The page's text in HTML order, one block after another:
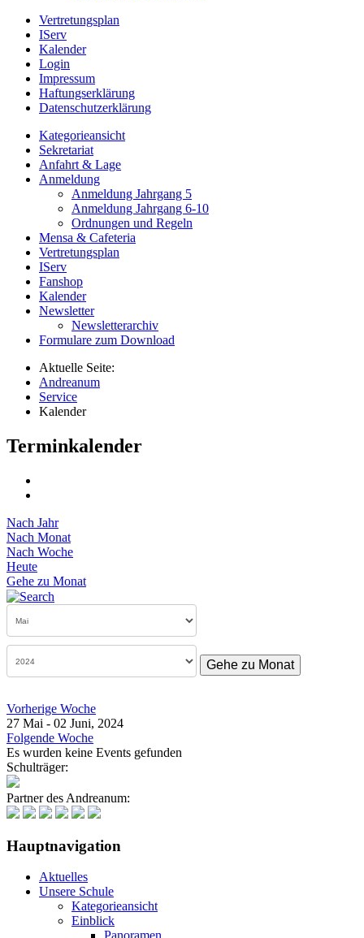
Vertretungsplan
IServ
Kalender
Login
Impressum
Haftungserklärung
Datenschutzerklärung
Kategorieansicht
Sekretariat
Anfahrt & Lage
Anmeldung
Anmeldung Jahrgang 5
Anmeldung Jahrgang 6-10
Ordnungen und Regeln
Mensa & Cafeteria
Vertretungsplan
IServ
Fanshop
Kalender
Newsletter
Newsletterarchiv
Formulare zum Download
Aktuelle Seite:
Andreanum
Service
Kalender
Terminkalender
Nach Jahr
Nach Monat
Nach Woche
Heute
Gehe zu Monat
Gehe zu Monat
Vorherige Woche
27 Mai - 02 Juni, 2024
Folgende Woche
Es wurden keine Events gefunden
Schulträger:
Partner des Andreanum:
Hauptnavigation
Aktuelles
Unsere Schule
Kategorieansicht
Einblick